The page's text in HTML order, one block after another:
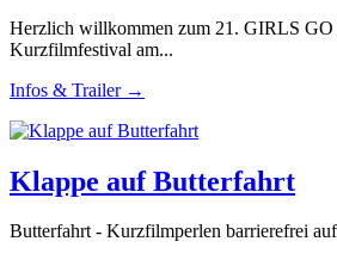
Herzlich willkommen zum 21. GIRLS
Kurzfilmfestival am...
Infos & Trailer →
Klappe auf Butterfahrt
Butterfahrt - Kurzfilmperlen barrierefrei